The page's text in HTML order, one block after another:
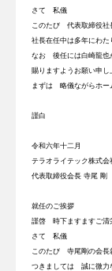
さて 私儀
このたび 代表取締役社
社長在任中は多年にわ
なお 後任には白崎龍也
賜りますようお願い申し
まずは 略儀ながらホー
謹白
令和六年十二月
テラオライテック株式会
代表取締役会長 寺尾 剛
就任のご挨拶
謹啓 時下ますますご清
さて 私儀
このたび 寺尾剛の会長
つきましては 誠に微力